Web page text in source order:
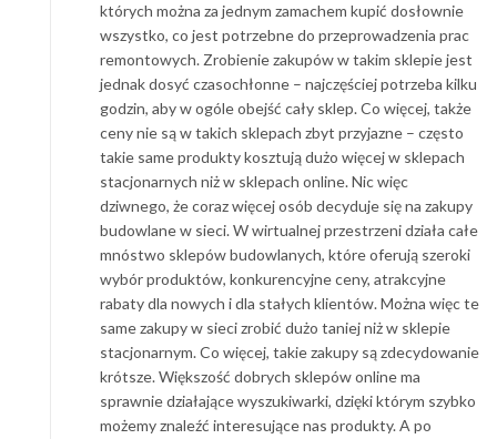
których można za jednym zamachem kupić dosłownie
wszystko, co jest potrzebne do przeprowadzenia prac
remontowych. Zrobienie zakupów w takim sklepie jest
jednak dosyć czasochłonne – najczęściej potrzeba kilku
godzin, aby w ogóle obejść cały sklep. Co więcej, także
ceny nie są w takich sklepach zbyt przyjazne – często
takie same produkty kosztują dużo więcej w sklepach
stacjonarnych niż w sklepach online. Nic więc
dziwnego, że coraz więcej osób decyduje się na zakupy
budowlane w sieci. W wirtualnej przestrzeni działa całe
mnóstwo sklepów budowlanych, które oferują szeroki
wybór produktów, konkurencyjne ceny, atrakcyjne
rabaty dla nowych i dla stałych klientów. Można więc te
same zakupy w sieci zrobić dużo taniej niż w sklepie
stacjonarnym. Co więcej, takie zakupy są zdecydowanie
krótsze. Większość dobrych sklepów online ma
sprawnie działające wyszukiwarki, dzięki którym szybko
możemy znaleźć interesujące nas produkty. A po